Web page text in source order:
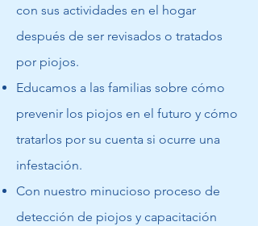
con sus actividades en el hogar
después de ser revisados o tratados
por piojos.
Educamos a las familias sobre cómo
prevenir los piojos en el futuro y cómo
tratarlos por su cuenta si ocurre una
infestación.
Con nuestro minucioso proceso de
detección de piojos y capacitación